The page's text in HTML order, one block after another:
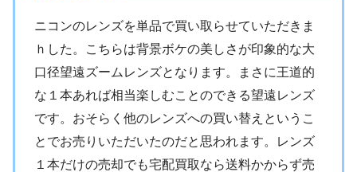
ニコンのレンズを単品で買い取らせていただきま
ｈした。こちらは背景ボケの美しさが印象的な大
口径望遠ズームレンズとなります。まさに王道的
な１本あれば相当楽しむことのできる望遠レンズ
です。おそらく他のレンズへの買い替えというこ
とでお売りいただいたのだと思われます。レンズ
１本だけの売却でも宅配買取なら送料かからず売